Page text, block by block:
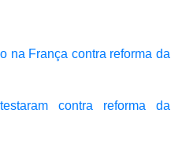
na França contra reforma da
contra reforma da